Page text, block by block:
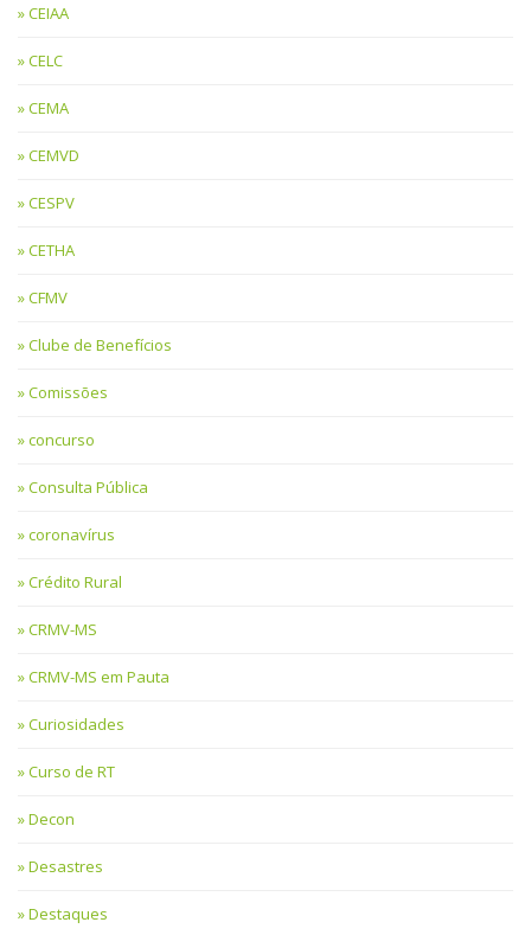
CEIAA
CELC
CEMA
CEMVD
CESPV
CETHA
CFMV
Clube de Benefícios
Comissões
concurso
Consulta Pública
coronavírus
Crédito Rural
CRMV-MS
CRMV-MS em Pauta
Curiosidades
Curso de RT
Decon
Desastres
Destaques